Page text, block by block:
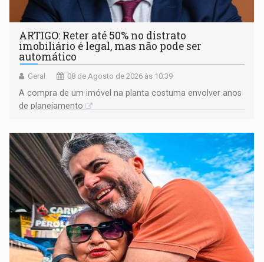
ARTIGO: Reter até 50% no distrato
imobiliário é legal, mas não pode ser
automático
Geral 08 de Agosto de 2026 às 10:39
A compra de um imóvel na planta costuma envolver anos
de planejamento